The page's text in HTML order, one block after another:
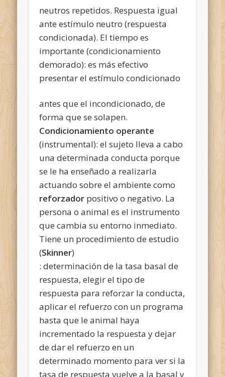
neutros repetidos. Respuesta igual
ante estímulo neutro (respuesta
condicionada). El tiempo es
importante (condicionamiento
demorado): es más efectivo
presentar el estímulo condicionado
antes que el incondicionado, de
forma que se solapen.
Condicionamiento operante
(instrumental): el sujeto lleva a cabo
una determinada conducta porque
se le ha enseñado a realizarla
actuando sobre el ambiente como
reforzador positivo o negativo. La
persona o animal es el instrumento
que cambia su entorno inmediato.
Tiene un procedimiento de estudio
(Skinner)
: determinación de la tasa basal de
respuesta, elegir el tipo de
respuesta para reforzar la conducta,
aplicar el refuerzo con un programa
hasta que le animal haya
incrementado la respuesta y dejar
de dar el refuerzo en un
determinado momento para ver si la
tasa de respuesta vuelve a la basal y